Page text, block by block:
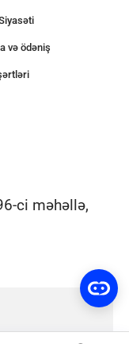
və ödəniş
ci məhəllə,